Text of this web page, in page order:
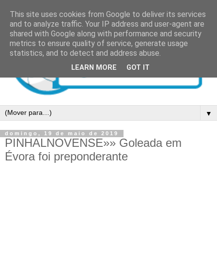
▼
domingo, 19 de maio de 2019
PINHALNOVENSE»» Goleada em
Évora foi preponderante
This site uses cookies from Google to deliver its services
and to analyze traffic. Your IP address and user-agent are
shared with Google along with performance and security
metrics to ensure quality of service, generate usage
statistics, and to detect and address abuse.
LEARN MORE GOT IT